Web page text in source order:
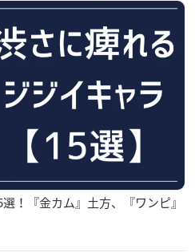
！『金カム』土方、『ワンピ』